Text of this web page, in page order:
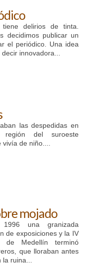
tiene delirios de tinta.
decidimos publicar un
el periódico. Una idea
innovadora...
las despedidas en
región del suroeste
de niño....
mojado
una granizada
de exposiciones y la IV
de Medellín terminó
que lloraban antes
ruina...